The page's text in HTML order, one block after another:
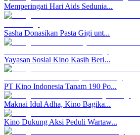
Memperingati Hari Aids Sedunia...
Sasha Donasikan Pasta Gigi unt...
Yayasan Sosial Kino Kasih Beri...
PT Kino Indonesia Tanam 190 Po...
Maknai Idul Adha, Kino Bagika...
Kino Dukung Aksi Peduli Wartaw...